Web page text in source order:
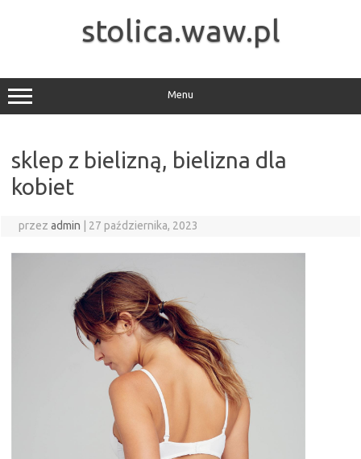
stolica.waw.pl
Menu
sklep z bielizną, bielizna dla
kobiet
przez admin 27 października, 2023